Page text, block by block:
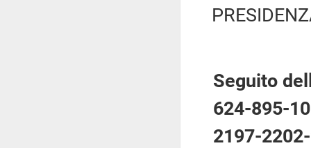
Seguito
624-895-
2197-